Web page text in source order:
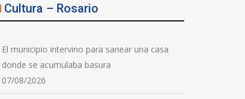
Cultura – Rosario
El municipio intervino para sanear una casa
donde se acumulaba basura
07/08/2026